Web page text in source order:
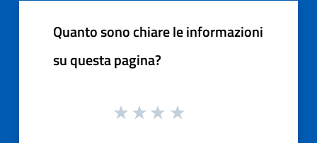
Quanto sono chiare le informazioni
su questa pagina?